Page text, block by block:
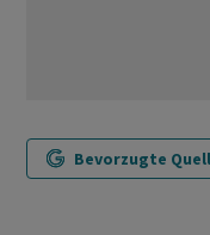
Bevorzugte